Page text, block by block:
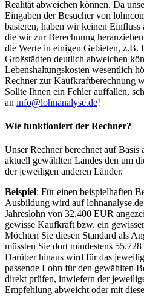
Realität abweichen können. Da
Eingaben der Besucher von
basieren, haben wir keinen
die wir zur Berechnung
die Werte in einigen Gebieten, z.B.
Großstädten deutlich abweichen
Lebenshaltungskosten wesentlich
Rechner zur Kaufkraftberechnung
Sollte Ihnen ein Fehler auffallen,
an info@lohnanalyse.de!
Wie funktioniert der Rechner?
Unser Rechner berechnet auf Basis
aktuell gewählten Landes den um
der jeweiligen anderen Länder.
Beispiel: Für einen beispielhaften
Ausbildung wird auf
Jahreslohn von 32.400 EUR
gewisse Kaufkraft bzw. ein
Möchten Sie diesen Standard als
müssten Sie dort mindestens
Darüber hinaus wird für das
passende Lohn für den gewählten
direkt prüfen, inwiefern der
Empfehlung abweicht oder mit